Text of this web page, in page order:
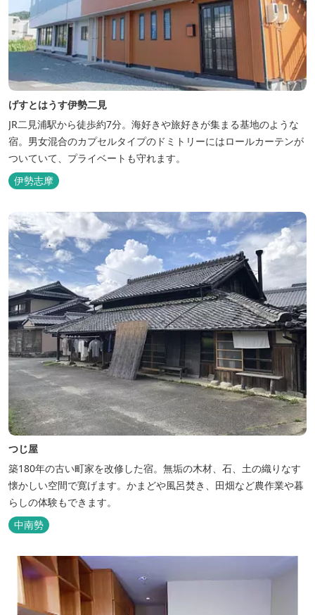
げすとはうす伊勢二見
JR二見浦駅から徒歩約7分。海好きや旅好きが集まる基地のような
宿。男女混合のカプセルタイプのドミトリーにはロールカーテンが
ついていて、プライベートも守れます。
伊勢志摩
つじ屋
築180年の古い町家を改修した宿。無垢の木材、石、土の織りなす
懐かしい空間で寛げます。かまどや風呂焚き、田畑など農作業や暮
らしの体験もできます。
中南勢